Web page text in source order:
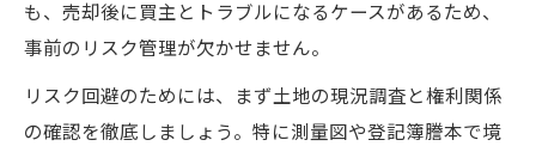
も、売却後に買主とトラブルになるケースがあるため、
事前のリスク管理が欠かせません。
リスク回避のためには、まず土地の現況調査と権利関係
の確認を徹底しましょう。特に測量図や登記簿謄本で境